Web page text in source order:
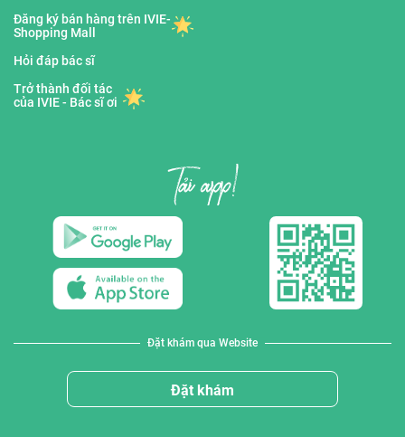
Đăng ký bán hàng trên IVIE-
Shopping Mall
Hỏi đáp bác sĩ
Trở thành đối tác
của IVIE - Bác sĩ ơi
Đặt khám qua Website
Đặt khám